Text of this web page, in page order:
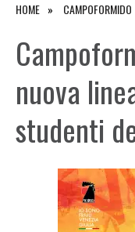
HOME CAMPOFORMIDO
nuova
studenti